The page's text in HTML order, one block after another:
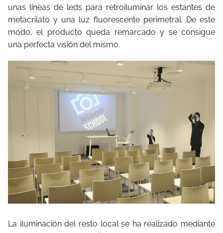
unas líneas de leds para retroiluminar los estantes de
metacrilato y una luz fluorescente perimetral. De este
modo, el producto queda remarcado y se consigue
una perfecta visión del mismo.
La iluminación del resto local se ha realizado mediante